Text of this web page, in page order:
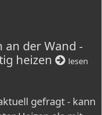
der Wand -
heizen
lesen
gefragt - kann